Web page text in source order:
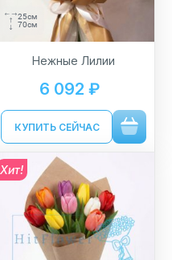
25см
70см
Нежные Лилии
6 092 ₽
КУПИТЬ СЕЙЧАС
Хит!